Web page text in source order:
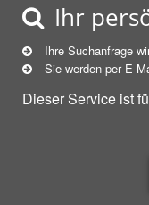
Ihr
Ihre Suchanfrage
Sie werden per E-
Dieser Service ist